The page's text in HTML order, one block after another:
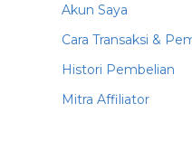
Akun Saya
Cara Transaksi &
Histori Pembelian
Mitra Affiliator